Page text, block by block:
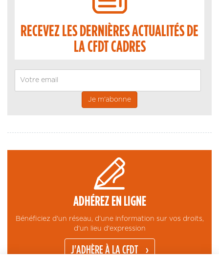
RECEVEZ LES DERNIÈRES ACTUALITÉS DE
LA CFDT CADRES
ADHÉREZ EN LIGNE
Bénéficiez d'un réseau, d'une information sur vos droits,
d'un lieu d'expression
J'ADHÈRE À LA CFDT